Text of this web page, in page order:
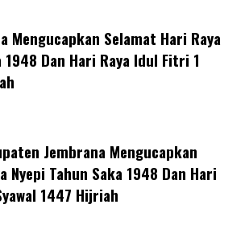
Mengucapkan Selamat Hari Raya
1948 Dan Hari Raya Idul Fitri 1
Jembrana Mengucapkan
Nyepi Tahun Saka 1948 Dan Hari
1447 Hijriah